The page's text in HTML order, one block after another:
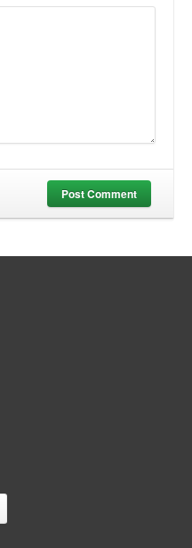
Post Comment